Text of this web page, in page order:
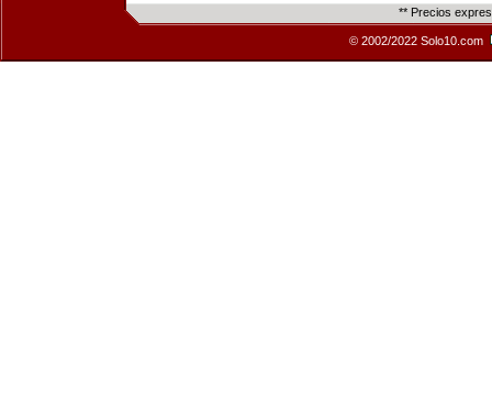
** Precios
© 2002/2022 Solo10.com